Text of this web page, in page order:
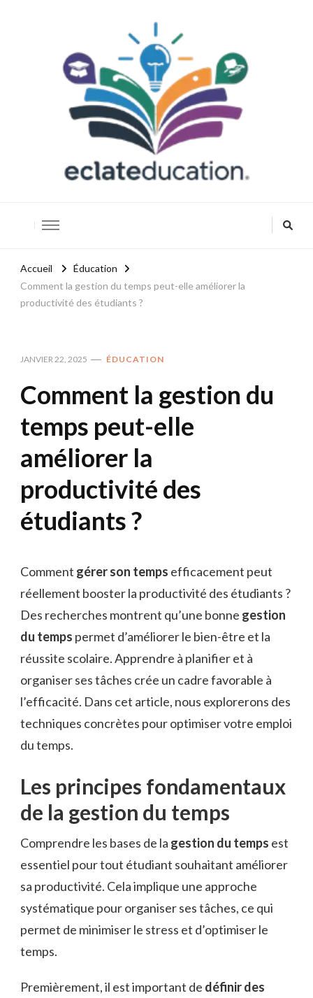
Accueil
Éducation
Comment la gestion du temps peut-elle améliorer la
productivité des étudiants ?
JANVIER 22, 2025 ÉDUCATION
Comment la gestion du
temps peut-elle
améliorer la
productivité des
étudiants ?
Comment gérer son temps efficacement peut
réellement booster la productivité des étudiants ?
Des recherches montrent qu’une bonne gestion
du temps permet d’améliorer le bien-être et la
réussite scolaire. Apprendre à planifier et à
organiser ses tâches crée un cadre favorable à
l’efficacité. Dans cet article, nous explorerons des
techniques concrètes pour optimiser votre emploi
du temps.
Les principes fondamentaux
de la gestion du temps
Comprendre les bases de la gestion du temps est
essentiel pour tout étudiant souhaitant améliorer
sa productivité. Cela implique une approche
systématique pour organiser ses tâches, ce qui
permet de minimiser le stress et d’optimiser le
temps.
Premièrement, il est important de définir des